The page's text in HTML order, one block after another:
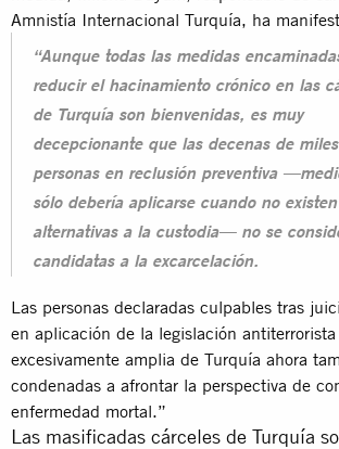
Amnistía Internacional Turquía, ha
“Aunque todas las medidas
reducir el hacinamiento crónico en las
de Turquía son bienvenidas, es muy
decepcionante que las decenas de
personas en reclusión preventiva
sólo debería aplicarse cuando no existen
alternativas a la custodia— no se
candidatas a la excarcelación.
Las personas declaradas culpables tras
en aplicación de la legislación antiterrorista
excesivamente amplia de Turquía ahora
condenadas a afrontar la perspectiva de
enfermedad mortal.”
Las masificadas cárceles de Turquía